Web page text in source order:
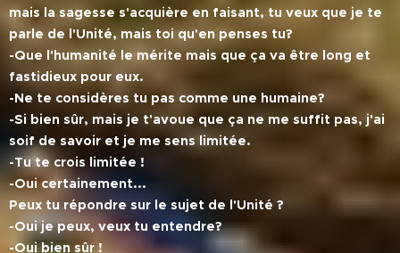
mais la sagesse s'acquière en faisant, tu veux que je te
parle de l'Unité, mais toi qu'en penses tu?
-Que l'humanité le mérite mais que ça va être long et
fastidieux pour eux.
-Ne te considères tu pas comme une humaine?
-Si bien sûr, mais je t'avoue que ça ne me suffit pas, j'ai
soif de savoir et je me sens limitée.
-Tu te crois limitée !
-Oui certainement...
Peux tu répondre sur le sujet de l'Unité ?
-Oui je peux, veux tu entendre?
-Oui bien sûr !